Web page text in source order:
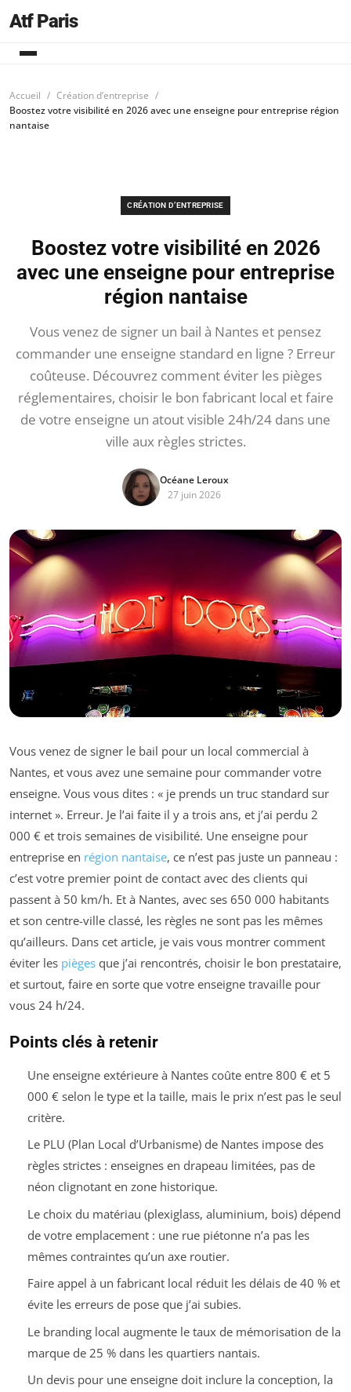
Atf Paris
Accueil
Création d’entreprise
Boostez votre visibilité en 2026 avec une enseigne pour entreprise région
nantaise
CRÉATION D’ENTREPRISE
Boostez votre visibilité en 2026
avec une enseigne pour entreprise
région nantaise
Vous venez de signer un bail à Nantes et pensez
commander une enseigne standard en ligne ? Erreur
coûteuse. Découvrez comment éviter les pièges
réglementaires, choisir le bon fabricant local et faire
de votre enseigne un atout visible 24h/24 dans une
ville aux règles strictes.
Océane Leroux
27 juin 2026
Vous venez de signer le bail pour un local commercial à
Nantes, et vous avez une semaine pour commander votre
enseigne. Vous vous dites : « je prends un truc standard sur
internet ». Erreur. Je l’ai faite il y a trois ans, et j’ai perdu 2
000 € et trois semaines de visibilité. Une enseigne pour
entreprise en région nantaise, ce n’est pas juste un panneau :
c’est votre premier point de contact avec des clients qui
passent à 50 km/h. Et à Nantes, avec ses 650 000 habitants
et son centre-ville classé, les règles ne sont pas les mêmes
qu’ailleurs. Dans cet article, je vais vous montrer comment
éviter les pièges que j’ai rencontrés, choisir le bon prestataire,
et surtout, faire en sorte que votre enseigne travaille pour
vous 24 h/24.
Points clés à retenir
Une enseigne extérieure à Nantes coûte entre 800 € et 5
000 € selon le type et la taille, mais le prix n’est pas le seul
critère.
Le PLU (Plan Local d’Urbanisme) de Nantes impose des
règles strictes : enseignes en drapeau limitées, pas de
néon clignotant en zone historique.
Le choix du matériau (plexiglass, aluminium, bois) dépend
de votre emplacement : une rue piétonne n’a pas les
mêmes contraintes qu’un axe routier.
Faire appel à un fabricant local réduit les délais de 40 % et
évite les erreurs de pose que j’ai subies.
Le branding local augmente le taux de mémorisation de la
marque de 25 % dans les quartiers nantais.
Un devis pour une enseigne doit inclure la conception, la